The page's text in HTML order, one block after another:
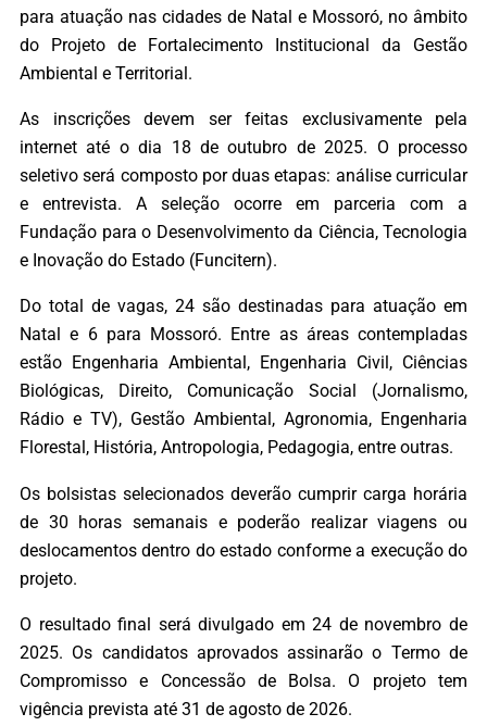
para atuação nas cidades de Natal e Mossoró, no âmbito
do Projeto de Fortalecimento Institucional da Gestão
Ambiental e Territorial.
As inscrições devem ser feitas exclusivamente pela
internet até o dia 18 de outubro de 2025. O processo
seletivo será composto por duas etapas: análise curricular
e entrevista. A seleção ocorre em parceria com a
Fundação para o Desenvolvimento da Ciência, Tecnologia
e Inovação do Estado (Funcitern).
Do total de vagas, 24 são destinadas para atuação em
Natal e 6 para Mossoró. Entre as áreas contempladas
estão Engenharia Ambiental, Engenharia Civil, Ciências
Biológicas, Direito, Comunicação Social (Jornalismo,
Rádio e TV), Gestão Ambiental, Agronomia, Engenharia
Florestal, História, Antropologia, Pedagogia, entre outras.
Os bolsistas selecionados deverão cumprir carga horária
de 30 horas semanais e poderão realizar viagens ou
deslocamentos dentro do estado conforme a execução do
projeto.
O resultado final será divulgado em 24 de novembro de
2025. Os candidatos aprovados assinarão o Termo de
Compromisso e Concessão de Bolsa. O projeto tem
vigência prevista até 31 de agosto de 2026.